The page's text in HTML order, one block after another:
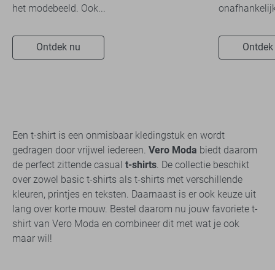
het modebeeld. Ook...
Ontdek nu
Een t-shirt is een onmisbaar kledingstuk en wordt
gedragen door vrijwel iedereen. Vero Moda biedt daarom
de perfect zittende casual t-shirts. De collectie beschikt
over zowel basic t-shirts als t-shirts met verschillende
kleuren, printjes en teksten. Daarnaast is er ook keuze uit
lang over korte mouw. Bestel daarom nu jouw favoriete t-
shirt van Vero Moda en combineer dit met wat je ook
maar wil!